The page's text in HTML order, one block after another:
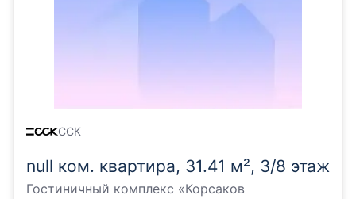
null ком. квартира, 31.41 м², 3/8 этаж
Гостиничный комплекс «Корсаков
ССК